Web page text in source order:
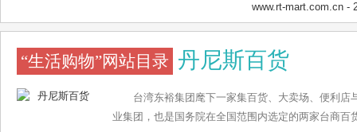
www.rt-mart.com.cn -
“生活购物”网站目录 丹尼斯百货
台湾东裕集团麾下一家集百货、大卖场、便利店
业集团，也是国务院在全国范围内选定的两家台商百